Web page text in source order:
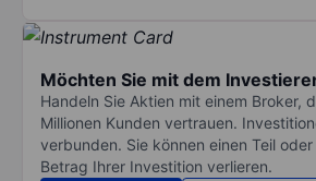
Möchten Sie mit dem
Handeln Sie Aktien mit einem Broker,
Millionen Kunden vertrauen.
verbunden. Sie können einen Teil
Betrag Ihrer Investition verlieren.